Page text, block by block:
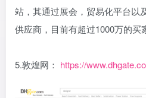
站，其通过展会，贸易化平台以
供应商，目前有超过1000万的买
5.敦煌网： https://